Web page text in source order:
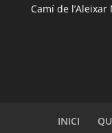
Camí de l’Aleixar
INICI